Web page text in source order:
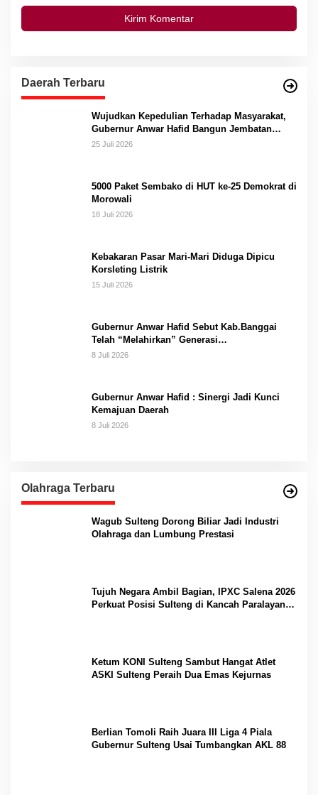
Daerah Terbaru
Wujudkan Kepedulian Terhadap Masyarakat,
Gubernur Anwar Hafid Bangun Jembatan
Gantung Masungkang dengan Dana Pribadi
25 Juli 2026
5000 Paket Sembako di HUT ke-25 Demokrat di
Morowali
18 Juli 2026
Kebakaran Pasar Mari-Mari Diduga Dipicu
Korsleting Listrik
15 Juli 2026
Gubernur Anwar Hafid Sebut Kab.Banggai
Telah “Melahirkan” Generasi…
8 Juli 2026
Gubernur Anwar Hafid : Sinergi Jadi Kunci
Kemajuan Daerah
8 Juli 2026
Olahraga Terbaru
Wagub Sulteng Dorong Biliar Jadi Industri
Olahraga dan Lumbung Prestasi
Tujuh Negara Ambil Bagian, IPXC Salena 2026
Perkuat Posisi Sulteng di Kancah Paralayang
Ketum KONI Sulteng Sambut Hangat Atlet
ASKI Sulteng Peraih Dua Emas Kejurnas
Berlian Tomoli Raih Juara III Liga 4 Piala
Gubernur Sulteng Usai Tumbangkan AKL 88